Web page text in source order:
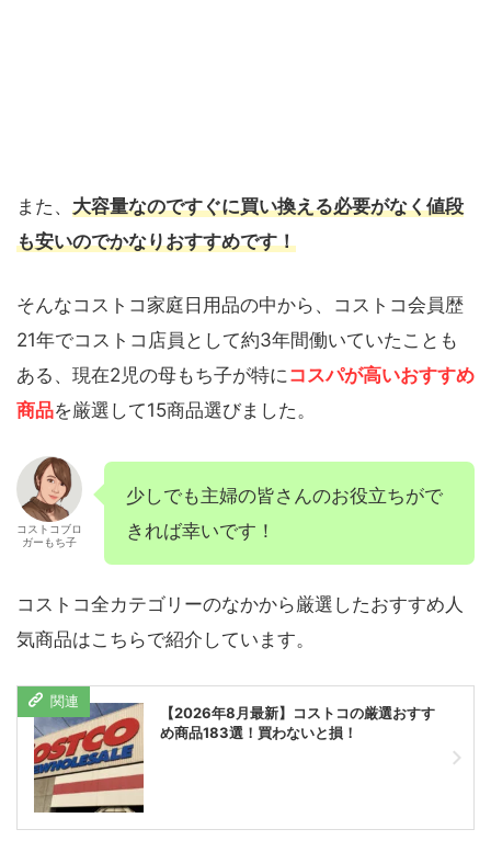
また、 大容量なのですぐに買い換える必要がなく値段
も安いのでかなりおすすめです！
そんなコストコ家庭日用品の中から、コストコ会員歴
21年でコストコ店員として約3年間働いていたことも
ある、現在2児の母もち子が特にコスパが高いおすすめ
商品を厳選して15商品選びました。
コストコブロ
ガーもち子
少しでも主婦の皆さんのお役立ちがで
きれば幸いです！
コストコ全カテゴリーのなかから厳選したおすすめ人
気商品はこちらで紹介しています。
【2026年8月最新】コストコの厳選おすす
め商品183選！買わないと損！